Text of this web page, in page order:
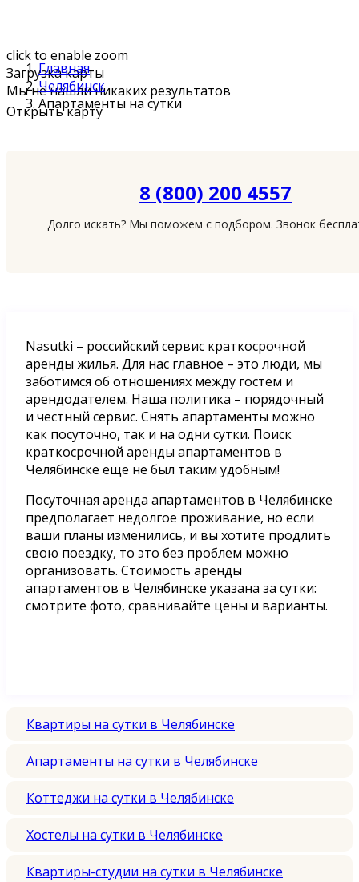
click to enable zoom
Загрузка карты
Мы не нашли никаких результатов
Открыть карту
Главная
Челябинск
Апартаменты на сутки
8 (800) 200 4557
Долго искать? Мы поможем с подбором. Звонок
Nasutki – российский сервис краткосрочной
аренды жилья. Для нас главное – это люди, мы
заботимся об отношениях между гостем и
арендодателем. Наша политика – порядочный
и честный сервис. Снять апартаменты можно
как посуточно, так и на одни сутки. Поиск
краткосрочной аренды апартаментов в
Челябинске еще не был таким удобным!
Посуточная аренда апартаментов в Челябинске
предполагает недолгое проживание, но если
ваши планы изменились, и вы хотите продлить
свою поездку, то это без проблем можно
организовать. Стоимость аренды
апартаментов в Челябинске указана за сутки:
смотрите фото, сравнивайте цены и варианты.
Квартиры на сутки в Челябинске
Апартаменты на сутки в Челябинске
Коттеджи на сутки в Челябинске
Хостелы на сутки в Челябинске
Квартиры-студии на сутки в Челябинске